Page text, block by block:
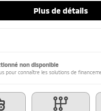
Plus de détails
non disponible
pour connaître les solutions de